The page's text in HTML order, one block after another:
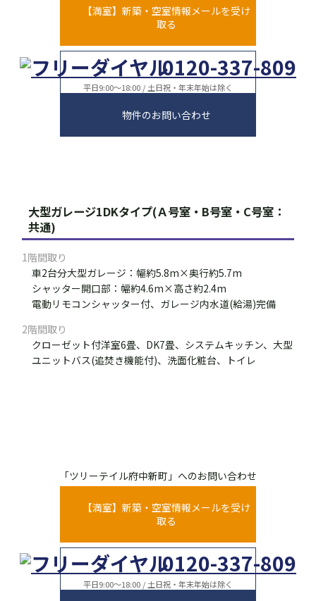
【満室】新築・空室情報メールを受け
取る
0120-337-809
平日9:00～18:00 / 土日祝・年末年始は除く
物件のお問い合わせ
大型ガレージ1DKタイプ(Ａ号室・B号室・C号室：
共通)
1階間取り
車2台分大型ガレージ：幅約5.8m×奥行約5.7m
シャッター開口部：幅約4.6m×高さ約2.4m
電動リモコンシャッター付、ガレージ内水道(給湯)完備
2階間取り
クローゼット付洋室6畳、DK7畳、システムキッチン、大型
ユニットバス(追焚き機能付)、洗面化粧台、トイレ
「ツリーテイル府中新町」へのお問い合わせ
【満室】新築・空室情報メールを受け
取る
0120-337-809
平日9:00～18:00 / 土日祝・年末年始は除く